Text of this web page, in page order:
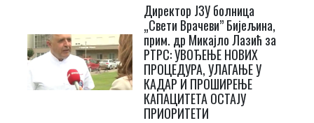
Директор ЈЗУ болница
„Свети Врачеви” Бијељина,
прим. др Микајло Лазић за
РТРС: УВОЂЕЊЕ НОВИХ
ПРОЦЕДУРА, УЛАГАЊЕ У
КАДАР И ПРОШИРЕЊЕ
КАПАЦИТЕТА ОСТАЈУ
ПРИОРИТЕТИ